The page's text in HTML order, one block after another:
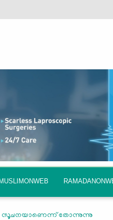
MUSLIMONWEB
സൂചനയാണെന്ന് തോന്നുന്നു